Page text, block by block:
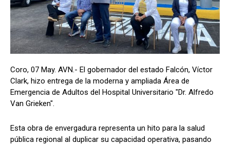
Coro, 07 May. AVN.- El gobernador del estado Falcón, Víctor
Clark, hizo entrega de la moderna y ampliada Área de
Emergencia de Adultos del Hospital Universitario "Dr. Alfredo
Van Grieken".
Esta obra de envergadura representa un hito para la salud
pública regional al duplicar su capacidad operativa, pasando